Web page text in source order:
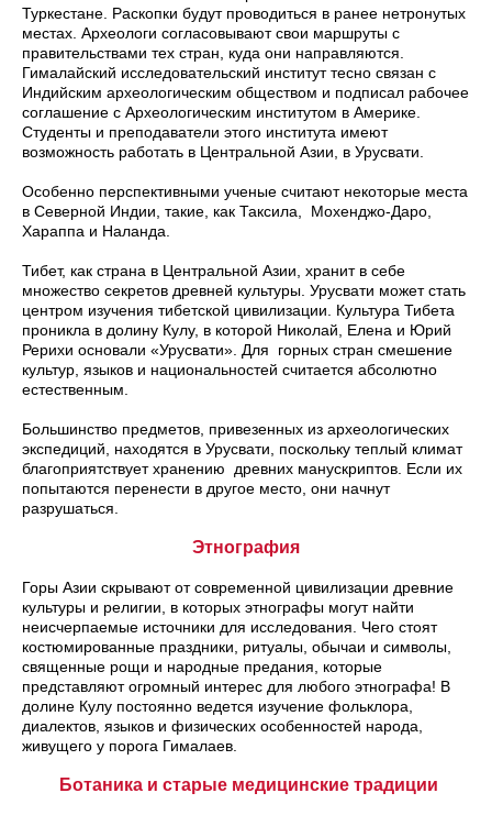
Туркестане. Раскопки будут проводиться в ранее нетронутых
местах. Археологи согласовывают свои маршруты с
правительствами тех стран, куда они направляются.
Гималайский исследовательский институт тесно связан с
Индийским археологическим обществом и подписал рабочее
соглашение с Археологическим институтом в Америке.
Студенты и преподаватели этого института имеют
возможность работать в Центральной Азии, в Урусвати.
Особенно перспективными ученые считают некоторые места
в Северной Индии, такие, как Таксила, Мохенджо-Даро,
Хараппа и Наланда.
Тибет, как страна в Центральной Азии, хранит в себе
множество секретов древней культуры. Урусвати может стать
центром изучения тибетской цивилизации. Культура Тибета
проникла в долину Кулу, в которой Николай, Елена и Юрий
Рерихи основали «Урусвати». Для горных стран смешение
культур, языков и национальностей считается абсолютно
естественным.
Большинство предметов, привезенных из археологических
экспедиций, находятся в Урусвати, поскольку теплый климат
благоприятствует хранению древних манускриптов. Если их
попытаются перенести в другое место, они начнут
разрушаться.
Этнография
Горы Азии скрывают от современной цивилизации древние
культуры и религии, в которых этнографы могут найти
неисчерпаемые источники для исследования. Чего стоят
костюмированные праздники, ритуалы, обычаи и символы,
священные рощи и народные предания, которые
представляют огромный интерес для любого этнографа! В
долине Кулу постоянно ведется изучение фольклора,
диалектов, языков и физических особенностей народа,
живущего у порога Гималаев.
Ботаника и старые медицинские традиции